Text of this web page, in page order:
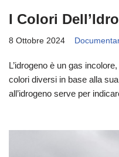
I Colori
8 Ottobre 2024
L’idrogeno è un gas
colori diversi in base alla
all’idrogeno serve per